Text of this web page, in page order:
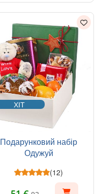
ХІТ
Подарунковий набір
Одужуй
(12)